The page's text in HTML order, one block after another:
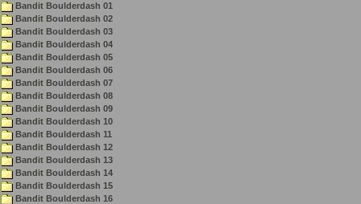
Bandit Boulderdash 01
Bandit Boulderdash 02
Bandit Boulderdash 03
Bandit Boulderdash 04
Bandit Boulderdash 05
Bandit Boulderdash 06
Bandit Boulderdash 07
Bandit Boulderdash 08
Bandit Boulderdash 09
Bandit Boulderdash 10
Bandit Boulderdash 11
Bandit Boulderdash 12
Bandit Boulderdash 13
Bandit Boulderdash 14
Bandit Boulderdash 15
Bandit Boulderdash 16